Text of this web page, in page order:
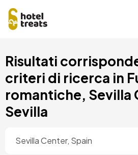
contenuto
principale
Risultati
criteri di ricerca in
romantiche, Sevilla
Sevilla